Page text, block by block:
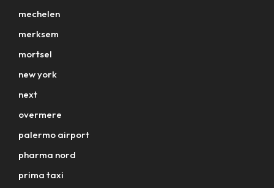
mechelen
merksem
mortsel
new york
next
overmere
palermo airport
pharma nord
prima taxi